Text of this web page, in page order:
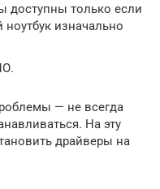
доступны только если
ноутбук изначально
— не всегда
На эту
драйверы на